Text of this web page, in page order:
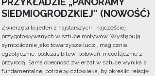
SIEDMIOGRODZKIEJ” (NOWOŚĆ)
Zwierzęta to jeden z najstarszych i najczęściej
przygotowywanych w sztuce motywów. Występują
symbolicznie jako towarzysze ludzi, magicznie,
egzotycznie, podczas bitew, polowań, nieodłącznie z
przyrodą. Sama obecność zwierząt w sztuce wynika z
fundamentalnej potrzeby człowieka, by określić relację